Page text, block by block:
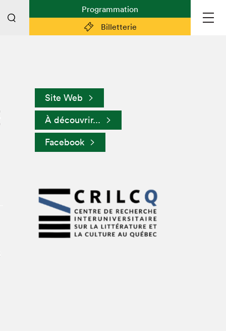
Billetterie
Programmation
Plan du Salon
Préparer sa visite
Partenaires
Espace médias
Espace exposant·e·s
Espace Salon dans la ville
Espace bénévoles
Devenir bénévole
À propos du Salon
Site Web
À découvrir...
Facebook